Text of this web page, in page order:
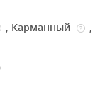
, Карманный ?
,